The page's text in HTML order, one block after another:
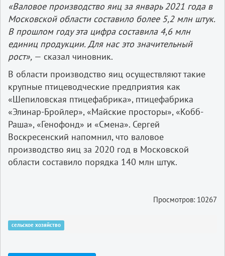
«Валовое производство яиц за январь 2021 года в
Московской области составило более 5,2 млн штук.
В прошлом году эта цифра составила 4,6 млн
единиц продукции. Для нас это значительный
рост», — сказал чиновник.
В области производство яиц осуществляют такие
крупные птицеводческие предприятия как
«Шепиловская птицефабрика», птицефабрика
«Элинар-Бройлер», «Майские просторы», «Кобб-
Раша», «Генофонд» и «Смена». Сергей
Воскресенский напомнил, что валовое
производство яиц за 2020 год в Московской
области составило порядка 140 млн штук.
Просмотров: 10267
сельское хозяйство